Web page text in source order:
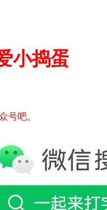
小捣蛋
号吧。